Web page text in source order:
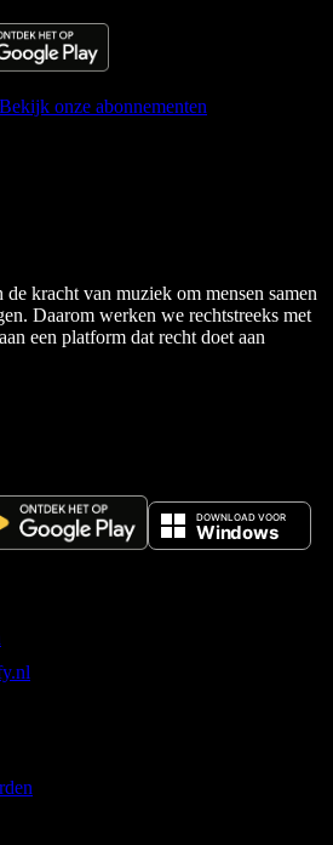
Bekijk onze abonnementen
kracht van muziek om mensen samen
Daarom werken we rechtstreeks met
een platform dat recht doet aan